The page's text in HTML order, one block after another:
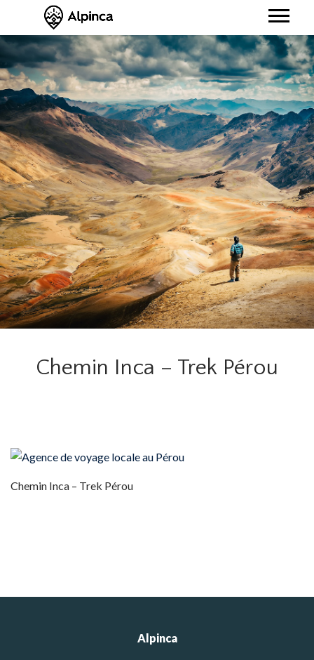
Chemin Inca – Trek Pérou
Chemin Inca – Trek Pérou
Alpinca